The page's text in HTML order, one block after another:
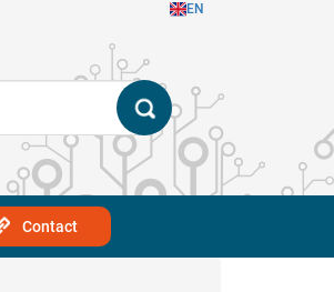
EN
Contact